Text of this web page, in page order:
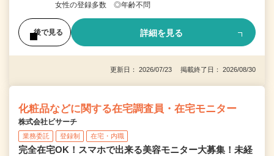
女性の登録多数 ◎年齢不問
後で見る 詳細を見る
更新日： 2026/07/23 掲載終了日： 2026/08/30
化粧品などに関する在宅調査員・在宅モニター
株式会社ビサーチ
業務委託 登録制 在宅・内職
完全在宅OK！スマホで出来る美容モニター大募集！未経